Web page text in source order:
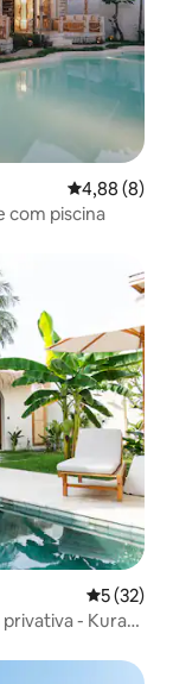
4,88 de uma
4,88 (8)
com piscina
5 de uma
5 (32)
privativa - Kura